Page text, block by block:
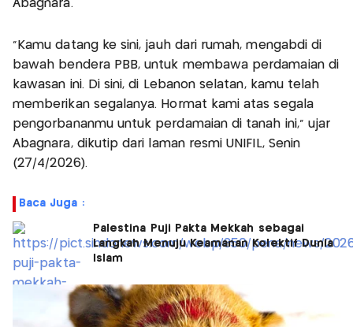
Abagnara.
“Kamu datang ke sini, jauh dari rumah, mengabdi di
bawah bendera PBB, untuk membawa perdamaian di
kawasan ini. Di sini, di Lebanon selatan, kamu telah
memberikan segalanya. Hormat kami atas segala
pengorbananmu untuk perdamaian di tanah ini,” ujar
Abagnara, dikutip dari laman resmi UNIFIL, Senin
(27/4/2026).
Baca Juga :
Palestina Puji Pakta Mekkah sebagai
Langkah Menuju Keamanan Kolektif Dunia
Islam